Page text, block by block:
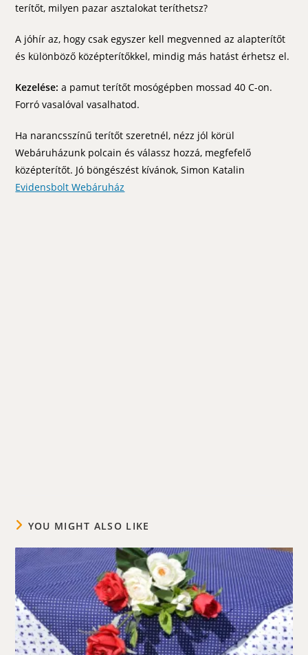
terítőt, milyen pazar asztalokat teríthetsz?
A jóhír az, hogy csak egyszer kell megvenned az alapterítőt
és különböző középterítőkkel, mindig más hatást érhetsz el.
Kezelése: a pamut terítőt mosógépben mossad 40 C-on.
Forró vasalóval vasalhatod.
Ha narancsszínű terítőt szeretnél, nézz jól körül
Webáruházunk polcain és válassz hozzá, megfefelő
középterítőt. Jó böngészést kívánok, Simon Katalin
Evidensbolt Webáruház
YOU MIGHT ALSO LIKE